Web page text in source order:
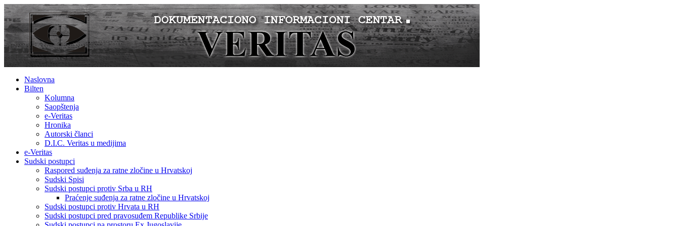
Naslovna
Bilten
Kolumna
Saopštenja
e-Veritas
Hronika
Autorski članci
D.I.C. Veritas u medijima
e-Veritas
Sudski postupci
Raspored suđenja za ratne zločine u Hrvatskoj
Sudski Spisi
Sudski postupci protiv Srba u RH
Praćenje suđenja za ratne zločine u Hrvatskoj
Sudski postupci protiv Hrvata u RH
Sudski postupci pred pravosuđem Republike Srbije